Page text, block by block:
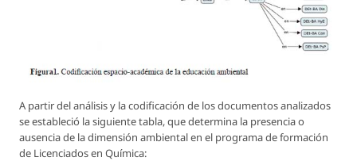
A partir del análisis y la codificación de los documentos analizados
se estableció la siguiente tabla, que determina la presencia o
ausencia de la dimensión ambiental en el programa de formación
de Licenciados en Química: